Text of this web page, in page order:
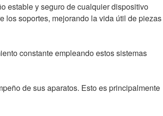
estable y seguro de cualquier dispositivo
los soportes, mejorando la vida útil de piezas
constante empleando estos sistemas
de sus aparatos. Esto es principalmente